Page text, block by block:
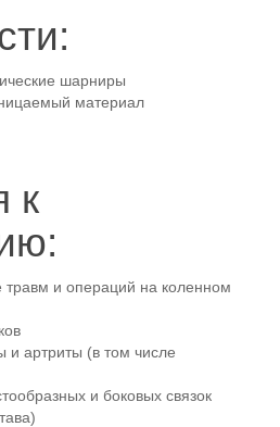
шарниры
материал
к
травм и операций на коленном
и артриты (в том числе
и боковых связок